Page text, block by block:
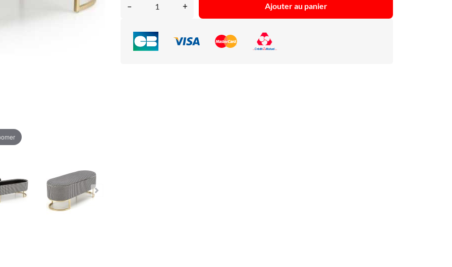
– + Ajouter au panier